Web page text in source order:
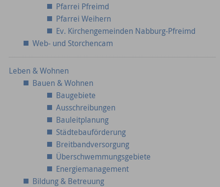
Pfarrei Pfreimd
Pfarrei Weihern
Ev. Kirchengemeinden Nabburg-Pfreimd
Web- und Storchencam
Leben & Wohnen
Bauen & Wohnen
Baugebiete
Ausschreibungen
Bauleitplanung
Städtebauförderung
Breitbandversorgung
Überschwemmungsgebiete
Energiemanagement
Bildung & Betreuung